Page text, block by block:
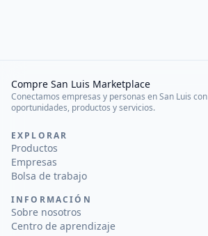
Compre San Luis Marketplace
Conectamos empresas y personas en San Luis con
oportunidades, productos y servicios.
EXPLORAR
Productos
Empresas
Bolsa de trabajo
INFORMACIÓN
Sobre nosotros
Centro de aprendizaje